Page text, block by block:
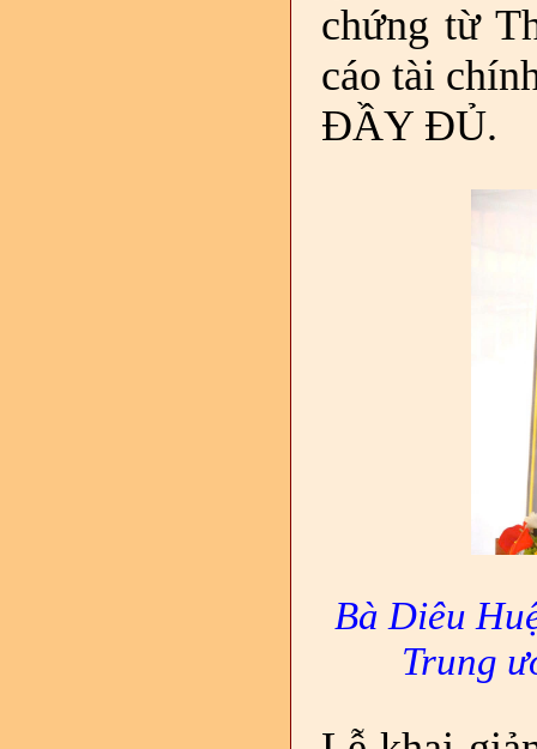
chứng từ
cáo tài
ĐẦY ĐỦ.
Bà Diêu
Trung